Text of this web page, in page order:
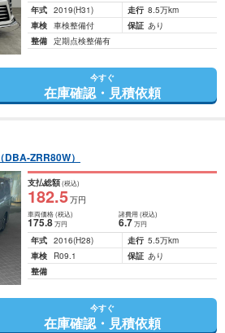
年式 2019(H31) 走行 8.5万km
車検 車検整備付 保証 あり
整備 定期点検整備有
今すぐ
在庫確認・見積依頼
（DBA-ZRR80W）
支払総額(税込)
182.5万円
車両価格(税込)
175.8万円
諸費用 (税込)
6.7 万円
年式 2016(H28) 走行 5.5万km
車検
R09.1 保証 あり
整備
今すぐ
在庫確認・見積依頼